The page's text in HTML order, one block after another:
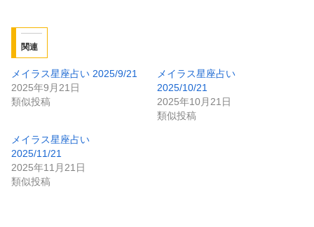
関連
メイラス星座占い 2025/9/21
2025年9月21日
類似投稿
メイラス星座占い
2025/10/21
2025年10月21日
類似投稿
メイラス星座占い
2025/11/21
2025年11月21日
類似投稿